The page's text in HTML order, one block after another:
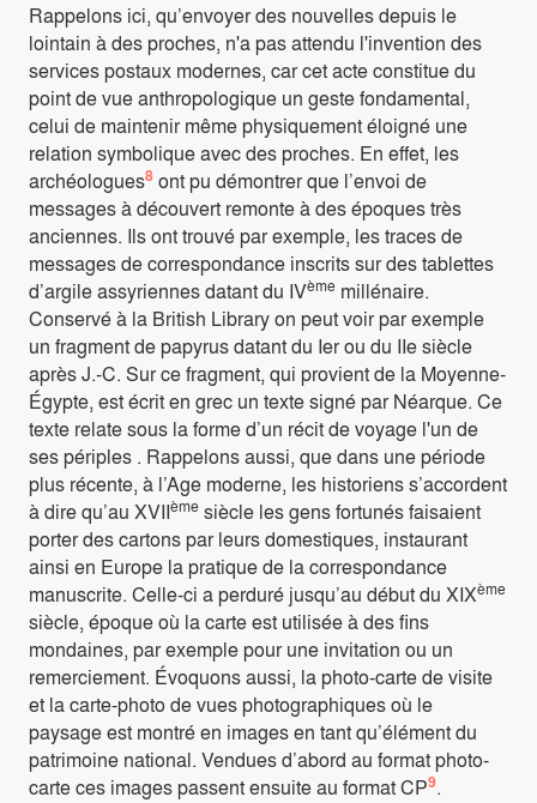
Rappelons ici, qu’envoyer des nouvelles depuis le
lointain à des proches, n'a pas attendu l'invention des
services postaux modernes, car cet acte constitue du
point de vue anthropologique un geste fondamental,
celui de maintenir même physiquement éloigné une
relation symbolique avec des proches. En effet, les
archéologues8 ont pu démontrer que l’envoi de
messages à découvert remonte à des époques très
anciennes. Ils ont trouvé par exemple, les traces de
messages de correspondance inscrits sur des tablettes
d’argile assyriennes datant du IVème millénaire.
Conservé à la British Library on peut voir par exemple
un fragment de papyrus datant du Ier ou du IIe siècle
après J.-C. Sur ce fragment, qui provient de la Moyenne-
Égypte, est écrit en grec un texte signé par Néarque. Ce
texte relate sous la forme d’un récit de voyage l'un de
ses périples . Rappelons aussi, que dans une période
plus récente, à l’Age moderne, les historiens s’accordent
à dire qu’au XVIIème siècle les gens fortunés faisaient
porter des cartons par leurs domestiques, instaurant
ainsi en Europe la pratique de la correspondance
manuscrite. Celle-ci a perduré jusqu’au début du XIXème
siècle, époque où la carte est utilisée à des fins
mondaines, par exemple pour une invitation ou un
remerciement. Évoquons aussi, la photo-carte de visite
et la carte-photo de vues photographiques où le
paysage est montré en images en tant qu’élément du
patrimoine national. Vendues d’abord au format photo-
carte ces images passent ensuite au format CP9.